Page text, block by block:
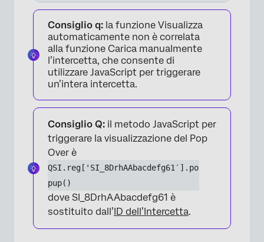
×
Consiglio q: la funzione Visualizza
automaticamente non è correlata
alla funzione Carica manualmente
l’intercetta, che consente di
utilizzare JavaScript per triggerare
un’intera intercetta.
Consiglio Q: il metodo JavaScript per
triggerare la visualizzazione del Pop
Over è
QSI.reg['SI_8DrhAAbacdefg61′].po
pup()
dove SI_8DrhAAbacdefg61 è
sostituito dall’ID dell’Intercetta.